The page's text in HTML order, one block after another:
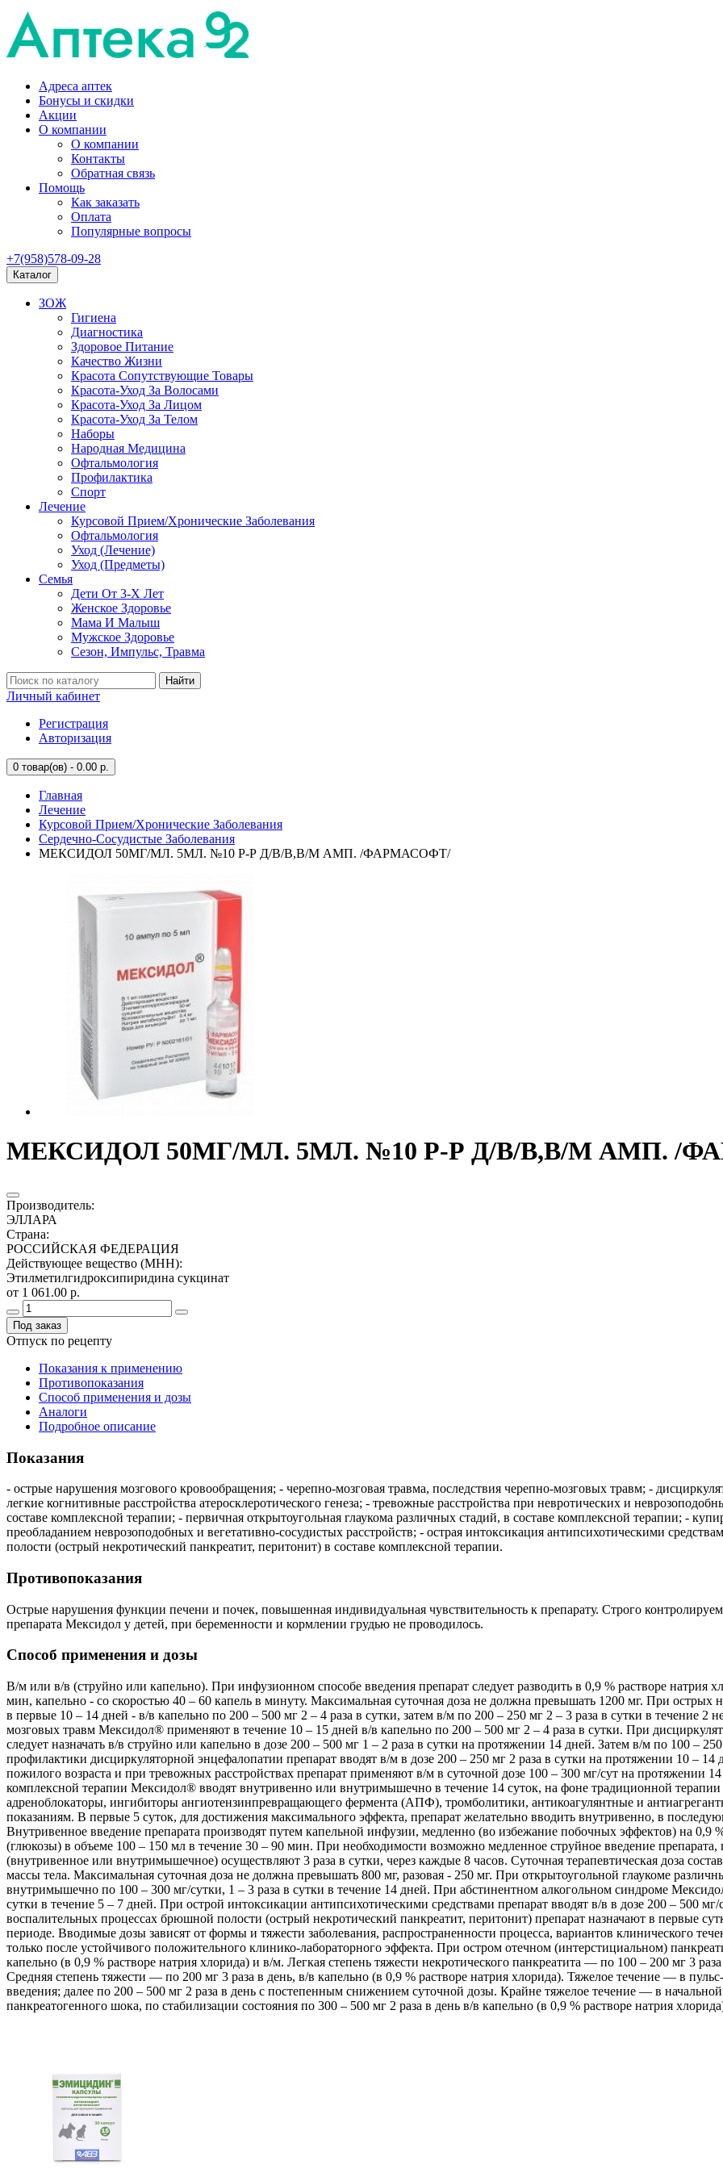
Адреса аптек
Бонусы и скидки
Акции
О компании
О компании
Контакты
Обратная связь
Помощь
Как заказать
Оплата
Популярные вопросы
+7(958)578-09-28
Каталог
ЗОЖ
Гигиена
Диагностика
Здоровое Питание
Качество Жизни
Красота Сопутствующие Товары
Красота-Уход За Волосами
Красота-Уход За Лицом
Красота-Уход За Телом
Наборы
Народная Медицина
Офтальмология
Профилактика
Спорт
Лечение
Курсовой Прием/Хронические Заболевания
Офтальмология
Уход (Лечение)
Уход (Предметы)
Семья
Дети От 3-Х Лет
Женское Здоровье
Мама И Малыш
Мужское Здоровье
Сезон, Импульс, Травма
Найти
Личный кабинет
Регистрация
Авторизация
0 товар(ов) - 0.00 р.
Главная
Лечение
Курсовой Прием/Хронические Заболевания
Сердечно-Сосудистые Заболевания
МЕКСИДОЛ 50МГ/МЛ. 5МЛ. №10 Р-Р Д/В/В,В/М АМП. /ФАРМАСОФТ/
МЕКСИДОЛ 50МГ/МЛ. 5МЛ. №10 Р-Р Д/В/В,В/М АМП. /
Производитель:
ЭЛЛАРА
Страна:
РОССИЙСКАЯ ФЕДЕРАЦИЯ
Действующее вещество (МНН):
Этилметилгидроксипиридина сукцинат
от 1 061.00 р.
Под заказ
Отпуск по рецепту
Показания к применению
Противопоказания
Способ применения и дозы
Аналоги
Подробное описание
Показания
- острые нарушения мозгового кровообращения; - черепно-мозговая травма, последствия черепно-мозговых травм; -
легкие когнитивные расстройства атеросклеротического генеза; - тревожные расстройства при невротических и
составе комплексной терапии; - первичная открытоугольная глаукома различных стадий, в составе комплексной терапии; -
преобладанием неврозоподобных и вегетативно-сосудистых расстройств; - острая интоксикация антипсихотическими
полости (острый некротический панкреатит, перитонит) в составе комплексной терапии.
Противопоказания
Острые нарушения функции печени и почек, повышенная индивидуальная чувствительность к препарату. Строго
препарата Мексидол у детей, при беременности и кормлении грудью не проводилось.
Способ применения и дозы
В/м или в/в (струйно или капельно). При инфузионном способе введения препарат следует разводить в 0,9 % растворе
мин, капельно - со скоростью 40 – 60 капель в минуту. Максимальная суточная доза не должна превышать 1200 мг. При
в первые 10 – 14 дней - в/в капельно по 200 – 500 мг 2 – 4 раза в сутки, затем в/м по 200 – 250 мг 2 – 3 раза в сутки в течение 2
мозговых травм Мексидол® применяют в течение 10 – 15 дней в/в капельно по 200 – 500 мг 2 – 4 раза в сутки. При
следует назначать в/в струйно или капельно в дозе 200 – 500 мг 1 – 2 раза в сутки на протяжении 14 дней. Затем в/м по 100 –
профилактики дисциркуляторной энцефалопатии препарат вводят в/м в дозе 200 – 250 мг 2 раза в сутки на протяжении 10 –
пожилого возраста и при тревожных расстройствах препарат применяют в/м в суточной дозе 100 – 300 мг/сут на протяжении
комплексной терапии Мексидол® вводят внутривенно или внутримышечно в течение 14 суток, на фоне традиционной
адреноблокаторы, ингибиторы ангиотензинпревращающего фермента (АПФ), тромболитики, антикоагулянтные и
показаниям. В первые 5 суток, для достижения максимального эффекта, препарат желательно вводить внутривенно, в
Внутривенное введение препарата производят путем капельной инфузии, медленно (во избежание побочных эффектов) на 0,9
(глюкозы) в объеме 100 – 150 мл в течение 30 – 90 мин. При необходимости возможно медленное струйное введение
(внутривенное или внутримышечное) осуществляют 3 раза в сутки, через каждые 8 часов. Суточная терапевтическая доза
массы тела. Максимальная суточная доза не должна превышать 800 мг, разовая - 250 мг. При открытоугольной глаукоме
внутримышечно по 100 – 300 мг/сутки, 1 – 3 раза в сутки в течение 14 дней. При абстинентном алкогольном синдроме
сутки в течение 5 – 7 дней. При острой интоксикации антипсихотическими средствами препарат вводят в/в в дозе 200 – 500
воспалительных процессах брюшной полости (острый некротический панкреатит, перитонит) препарат назначают в первые
периоде. Вводимые дозы зависят от формы и тяжести заболевания, распространенности процесса, вариантов клинического
только после устойчивого положительного клинико-лабораторного эффекта. При остром отечном (интерстициальном)
капельно (в 0,9 % растворе натрия хлорида) и в/м. Легкая степень тяжести некротического панкреатита — по 100 – 200 мг 3
Средняя степень тяжести — по 200 мг 3 раза в день, в/в капельно (в 0,9 % растворе натрия хлорида). Тяжелое течение — в
введения; далее по 200 – 500 мг 2 раза в день с постепенным снижением суточной дозы. Крайне тяжелое течение — в
панкреатогенного шока, по стабилизации состояния по 300 – 500 мг 2 раза в день в/в капельно (в 0,9 % растворе натрия